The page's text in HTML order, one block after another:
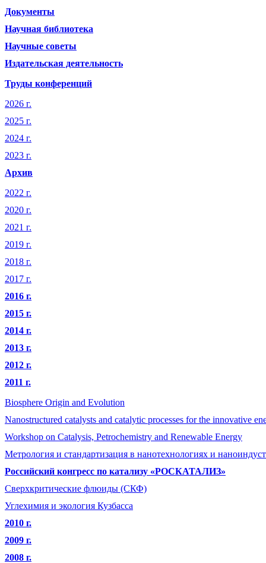
Документы
Научная библиотека
Научные советы
Издательская деятельность
Труды конференций
2026 г.
2025 г.
2024 г.
2023 г.
Архив
2022 г.
2020 г.
2021 г.
2019 г.
2018 г.
2017 г.
2016 г.
2015 г.
2014 г.
2013 г.
2012 г.
2011 г.
Biosphere Origin and Evolution
Nanostructured catalysts and catalytic processes for the innovative
Workshop on Catalysis, Petrochemistry and Renewable Energy
Метрология и стандартизация в нанотехнологиях и
Российский конгресс по катализу «РОСКАТАЛИЗ»
Сверхкритические флюиды (СКФ)
Углехимия и экология Кузбасса
2010 г.
2009 г.
2008 г.